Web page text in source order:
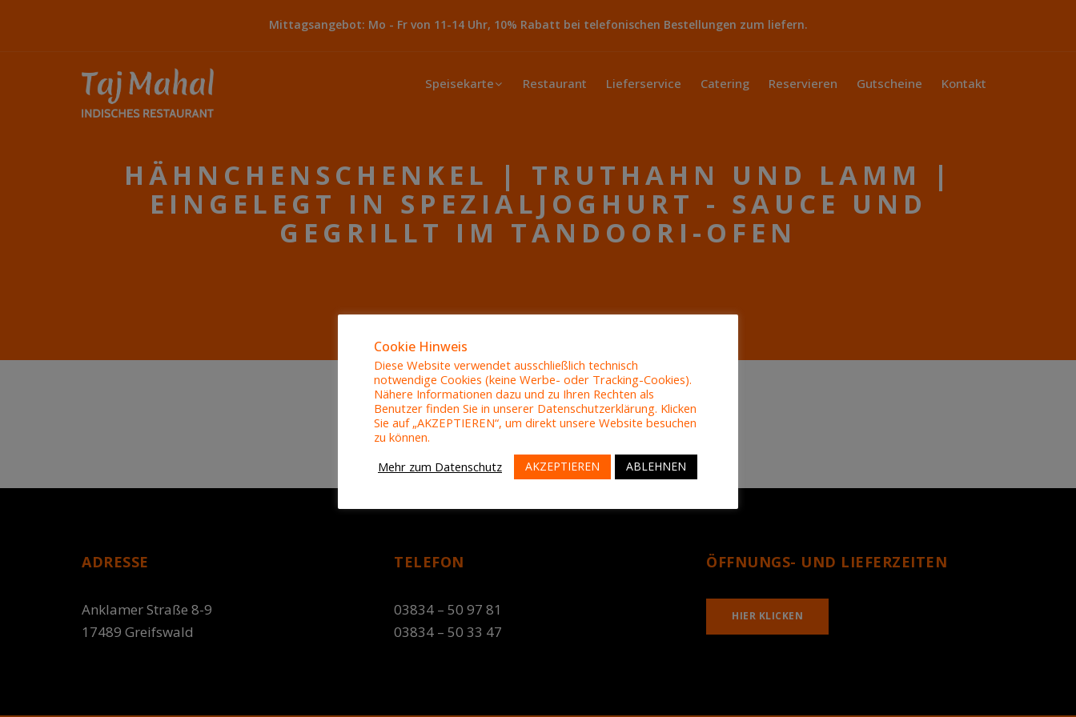
Mittagsangebot: Mo - Fr von 11-14 Uhr, 10% Rabatt bei telefonischen Bestellungen zum liefern.
Speisekarte Restaurant Lieferservice Catering Reservieren Gutscheine Kontakt
HÄHNCHENSCHENKEL | TRUTHAHN UND LAMM |
EINGELEGT IN SPEZIALJOGHURT - SAUCE UND
GEGRILLT IM TANDOORI-OFEN
ADRESSE
Anklamer Straße 8-9
17489 Greifswald
TELEFON
03834 – 50 97 81
03834 – 50 33 47
ÖFFNUNGS- UND LIEFERZEITEN
HIER KLICKEN
Cookie Hinweis
Diese Website verwendet ausschließlich technisch
notwendige Cookies (keine Werbe- oder Tracking-Cookies).
Nähere Informationen dazu und zu Ihren Rechten als
Benutzer finden Sie in unserer Datenschutzerklärung. Klicken
Sie auf „AKZEPTIEREN“, um direkt unsere Website besuchen
zu können.
Mehr zum Datenschutz
AKZEPTIEREN ABLEHNEN